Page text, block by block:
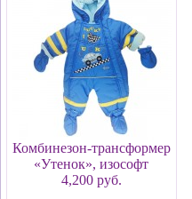
Комбинезон-трансформер
«Утенок», изософт
4,200 руб.